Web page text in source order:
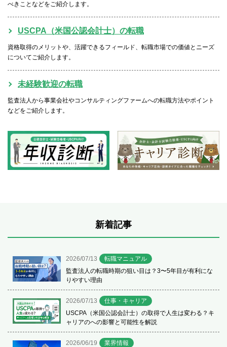
べきことなどをご紹介します。
USCPA（米国公認会計士）の転職
資格取得のメリットや、活躍できるフィールド、転職市場での価値とニーズ
についてご紹介します。
未経験歓迎の転職
監査法人から事業会社やコンサルティングファームへの転職方法やポイント
などをご紹介します。
新着記事
2026/07/13
転職マニュアル
監査法人の転職時期の狙い目は？3〜5年目が有利にな
りやすい理由
2026/07/13
仕事・キャリア
USCPA（米国公認会計士）の取得で人生は変わる？キ
ャリアのへの影響と可能性を解説
2026/06/19
業界情報